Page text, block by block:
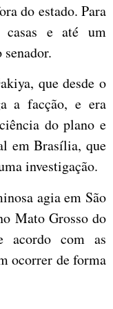
do estado. Para
casas e até um
que desde o
a facção, e era
do plano e
em Brasília, que
investigação.
agia em São
Mato Grosso do
acordo com as
ocorrer de forma